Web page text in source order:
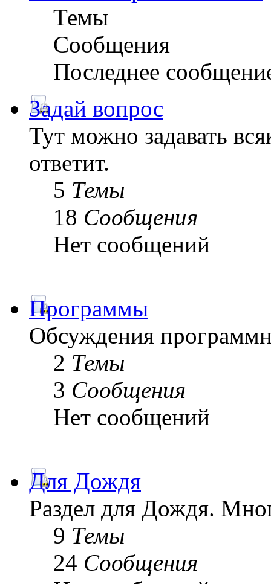
Темы
Сообщения
Последнее
Задай вопрос
Тут можно задавать
ответит.
5 Темы
18 Сообщения
Нет сообщений
Программы
Обсуждения
2 Темы
3 Сообщения
Нет сообщений
Для Дождя
Раздел для Дождя.
9 Темы
24 Сообщения